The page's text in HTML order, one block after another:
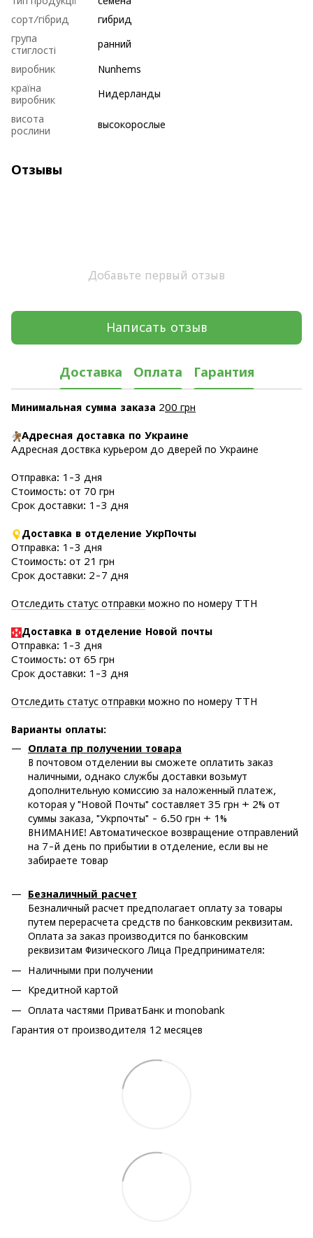
сорт/гібрид
гибрид
група
стиглості
ранний
виробник
Nunhems
країна
виробник
Нидерланды
висота
рослини
высокорослые
Отзывы
Добавьте первый отзыв
Написать отзыв
Доставка Оплата Гарантия
Минимальная сумма заказа 200 грн
Адресная доставка по Украине
Адресная доствка курьером до дверей по Украине
Отправка: 1-3 дня
Стоимость: от 70 грн
Срок доставки: 1-3 дня
Доставка в отделение УкрПочты
Отправка: 1-3 дня
Стоимость: от 21 грн
Срок доставки: 2-7 дня
Отследить статус отправки можно по номеру ТТН
Доставка в отделение Новой почты
Отправка: 1-3 дня
Стоимость: от 65 грн
Срок доставки: 1-3 дня
Отследить статус отправки можно по номеру ТТН
Варианты оплаты:
Оплата пр получении товара
В почтовом отделении вы сможете оплатить заказ
наличными, однако службы доставки возьмут
дополнительную комиссию за наложенный платеж,
которая у "Новой Почты" составляет 35 грн + 2% от
суммы заказа, "Укрпочты" - 6.50 грн + 1%
ВНИМАНИЕ! Автоматическое возвращение отправлений
на 7-й день по прибытии в отделение, если вы не
забираете товар
Безналичный расчет
Безналичный расчет предполагает оплату за товары
путем перерасчета средств по банковским реквизитам.
Оплата за заказ производится по банковским
реквизитам Физического Лица Предпринимателя:
Наличными при получении
Кредитной картой
Оплата частями ПриватБанк и monobank
Гарантия от производителя 12 месяцев